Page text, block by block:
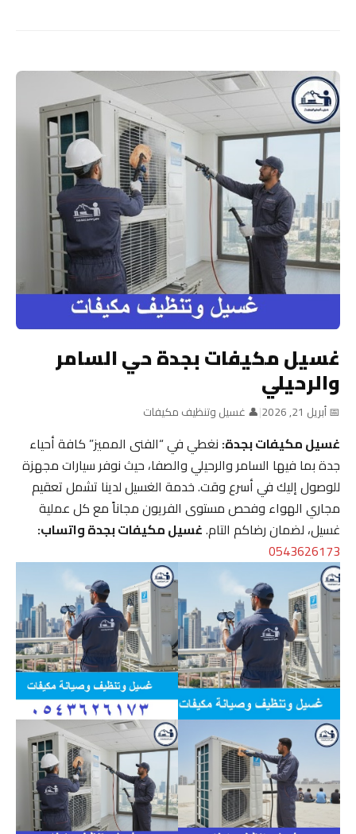
غسيل مكيفات بجدة حي السامر
والرحيلي
📅 أبريل 21, 2026 |👤 غسيل وتنظيف مكيفات
غسيل مكيفات بجدة: نغطي في “الفنى المميز” كافة أحياء
جدة بما فيها السامر والرحيلي والصفا، حيث نوفر سيارات مجهزة
للوصول إليك في أسرع وقت. خدمة الغسيل لدينا تشمل تعقيم
مجاري الهواء وفحص مستوى الفريون مجاناً مع كل عملية
غسيل، لضمان رضاكم التام.غسيل مكيفات بجدة واتساب:
0543626173